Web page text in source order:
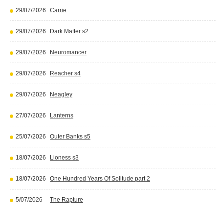
29/07/2026 Carrie
29/07/2026 Dark Matter s2
29/07/2026 Neuromancer
29/07/2026 Reacher s4
29/07/2026 Neagley
27/07/2026 Lanterns
25/07/2026 Outer Banks s5
18/07/2026 Lioness s3
18/07/2026 One Hundred Years Of Solitude part 2
5/07/2026 The Rapture